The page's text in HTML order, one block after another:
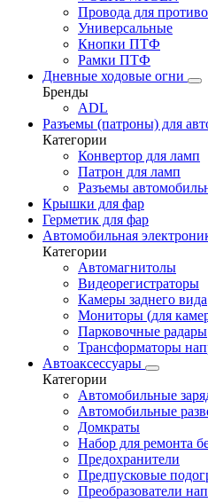
Провода для
Универсальные
Кнопки ПТФ
Рамки ПТФ
Дневные ходовые огни
Бренды
ADL
Разъемы (патроны) для
Категории
Конвертор для ламп
Патрон для ламп
Разъемы
Крышки для фар
Герметик для фар
Автомобильная
Категории
Автомагнитолы
Видеорегистраторы
Камеры заднего вида
Мониторы (для
Парковочные радары
Трансформаторы
Автоаксессуары
Категории
Автомобильные
Автомобильные
Домкраты
Набор для ремонта
Предохранители
Предпусковые
Преобразователи